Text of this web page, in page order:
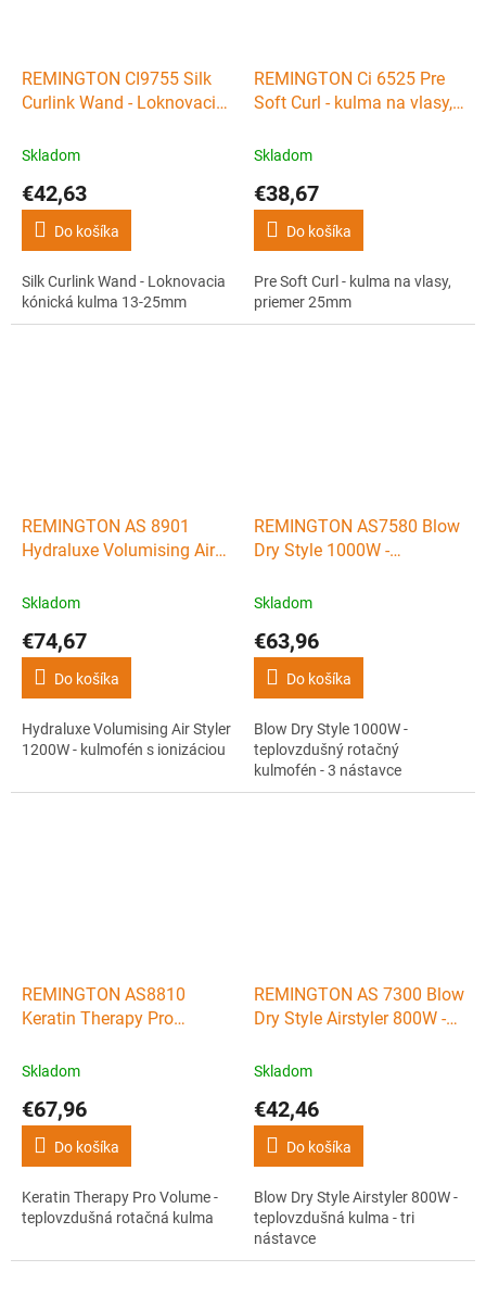
REMINGTON CI9755 Silk
Curlink Wand - Loknovacia
Skladom
€42,63
Do košíka
Silk Curlink Wand - Loknovacia
kónická kulma 13-25mm
REMINGTON Ci 6525 Pre
Soft Curl - kulma na vlasy,
Skladom
€38,67
Do košíka
Pre Soft Curl - kulma na vlasy,
priemer 25mm
REMINGTON AS 8901
Hydraluxe Volumising Air
ionizáciou
Skladom
€74,67
Do košíka
Hydraluxe Volumising Air Styler
1200W - kulmofén s ionizáciou
REMINGTON AS7580 Blow
Dry Style 1000W -
kulmofén - 3 nástavce
Skladom
€63,96
Do košíka
Blow Dry Style 1000W -
teplovzdušný rotačný
kulmofén - 3 nástavce
REMINGTON AS8810
Keratin Therapy Pro
rotačná kulma
Skladom
€67,96
Do košíka
Keratin Therapy Pro Volume -
teplovzdušná rotačná kulma
REMINGTON AS 7300 Blow
Dry Style Airstyler 800W -
nástavce
Skladom
€42,46
Do košíka
Blow Dry Style Airstyler 800W -
teplovzdušná kulma - tri
nástavce